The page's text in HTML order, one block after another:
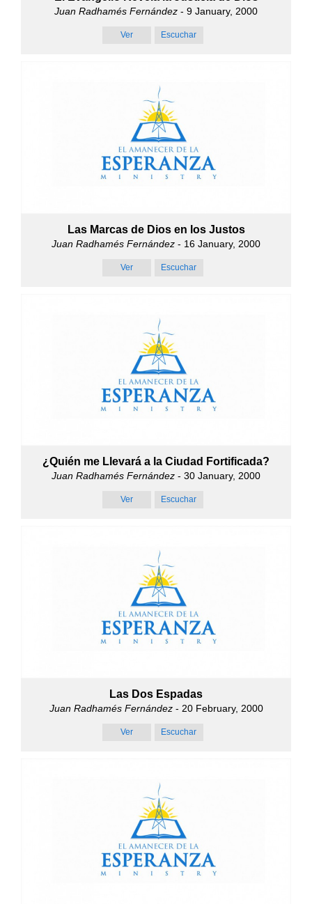
Juan Radhamés Fernández - 9 January, 2000
Ver Escuchar
Las Marcas de Dios en los Justos
Juan Radhamés Fernández - 16 January, 2000
Ver Escuchar
¿Quién me Llevará a la Ciudad Fortificada?
Juan Radhamés Fernández - 30 January, 2000
Ver Escuchar
Las Dos Espadas
Juan Radhamés Fernández- 20 February, 2000
Ver Escuchar